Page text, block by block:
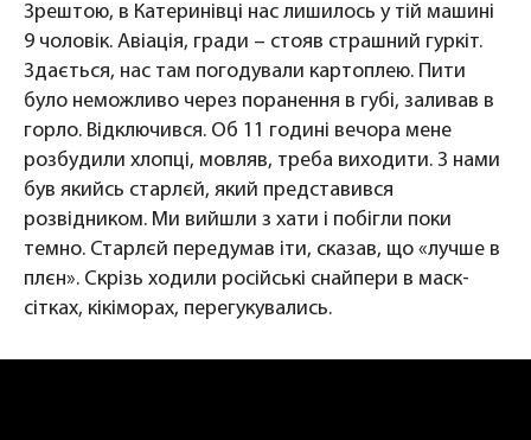
Зрештою, в Катеринівці нас лишилось у тій машині
9 чоловік. Авіація, гради – стояв страшний гуркіт.
Здається, нас там погодували картоплею. Пити
було неможливо через поранення в губі, заливав в
горло. Відключився. Об 11 годині вечора мене
розбудили хлопці, мовляв, треба виходити. З нами
був якийсь старлєй, який представився
розвідником. Ми вийшли з хати і побігли поки
темно. Старлєй передумав іти, сказав, що «лучше в
плєн». Скрізь ходили російські снайпери в маск-
сітках, кікіморах, перегукувались.